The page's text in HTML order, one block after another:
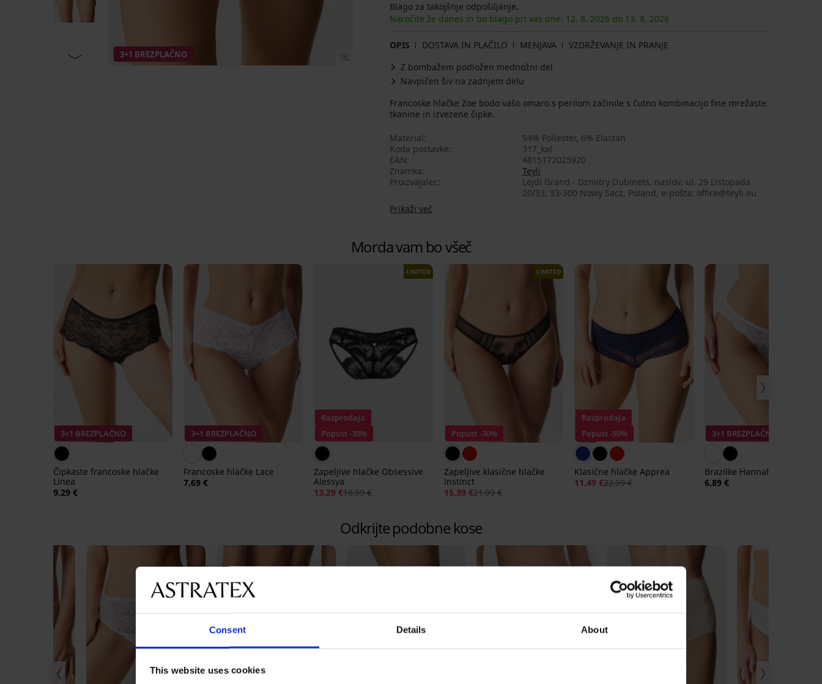
Consent Details About
This website uses cookies
3+1 BREZPLAČNO
Blago za takojšnje odpošiljanje.
Naročite že danes in bo blago pri vas dne: 12. 8. 2026 do 13. 8. 2026
OPIS DOSTAVA IN PLAČILO MENJAVA
VZDRŽEVANJE IN PRANJE
Z bombažem podložen mednožni del
Navpičen šiv na zadnjem delu
Francoske hlačke Zoe bodo vašo omaro s perilom začinile s čutno kombinacijo fine mrežaste
tkanine in izvezene čipke.
Material
94% Poliester, 6% Elastan
Koda postavke
317_kal
EAN
4815172025920
Znamka
Teyli
Proizvajalec
Lejdi Grand - Dzmitry Dubinets, naslov: ul. 29 Listopada
20/33, 33-300 Nowy Sacz, Poland, e-pošta: office@teyli.eu
Prikaži več
Morda vam bo všeč
3+1 BREZPLAČNO
Čipkaste francoske hlačke
Linea
9,29 €
3+1 BREZPLAČNO
Francoske hlačke Lace
7,69 €
Razprodaja
Popust -30%
LIMITED
Zapeljive hlačke Obsessive
Alessya
13,29 €18,99 €
Popust -30%
LIMITED
Zapeljive klasične hlačke
Instinct
15,39 €21,99 €
Razprodaja
Popust -50%
Klasične hlačke Apprea
11,49 €22,99 €
3+1 BREZPLAČNO
Brazilke Hannah čipkaste
6,89 €
Odkrijte podobne kose